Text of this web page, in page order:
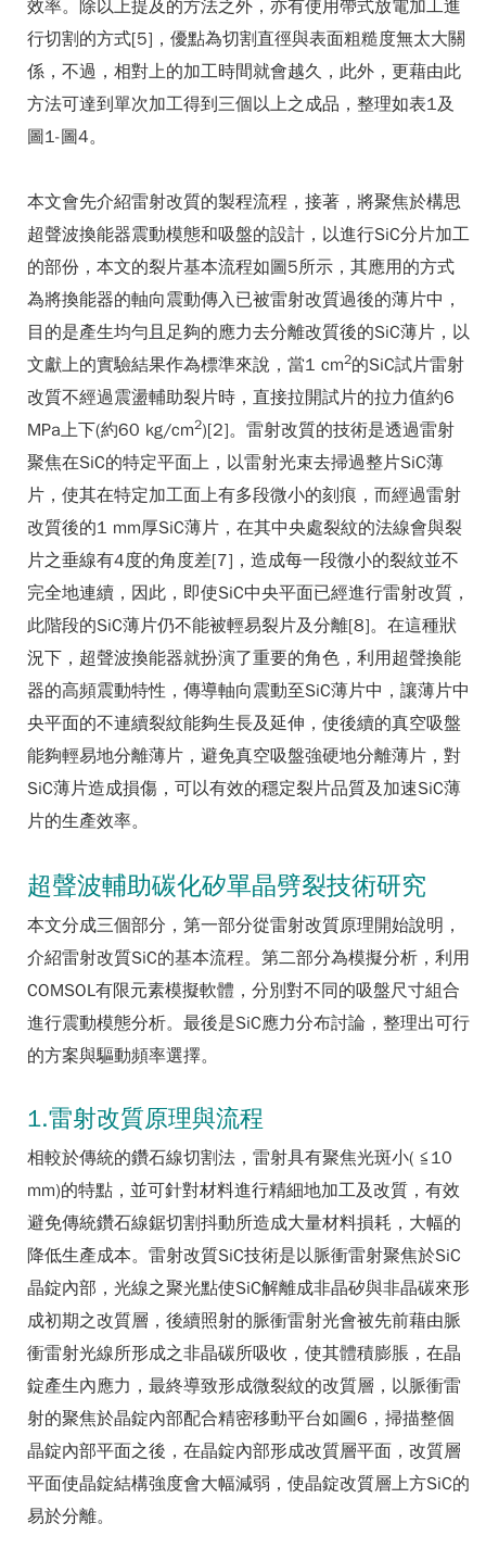
效率。除以上提及的方法之外，亦有使用帶式放電加工進
行切割的方式[5]，優點為切割直徑與表面粗糙度無太大關
係，不過，相對上的加工時間就會越久，此外，更藉由此
方法可達到單次加工得到三個以上之成品，整理如表1及
圖1-圖4。
本文會先介紹雷射改質的製程流程，接著，將聚焦於構思
超聲波換能器震動模態和吸盤的設計，以進行SiC分片加工
的部份，本文的裂片基本流程如圖5所示，其應用的方式
為將換能器的軸向震動傳入已被雷射改質過後的薄片中，
目的是產生均勻且足夠的應力去分離改質後的SiC薄片，以
文獻上的實驗結果作為標準來說，當1 cm2的SiC試片雷射
改質不經過震盪輔助裂片時，直接拉開試片的拉力值約6
MPa上下(約60 kg/cm2)[2]。雷射改質的技術是透過雷射
聚焦在SiC的特定平面上，以雷射光束去掃過整片SiC薄
片，使其在特定加工面上有多段微小的刻痕，而經過雷射
改質後的1 mm厚SiC薄片，在其中央處裂紋的法線會與裂
片之垂線有4度的角度差[7]，造成每一段微小的裂紋並不
完全地連續，因此，即使SiC中央平面已經進行雷射改質，
此階段的SiC薄片仍不能被輕易裂片及分離[8]。在這種狀
況下，超聲波換能器就扮演了重要的角色，利用超聲換能
器的高頻震動特性，傳導軸向震動至SiC薄片中，讓薄片中
央平面的不連續裂紋能夠生長及延伸，使後續的真空吸盤
能夠輕易地分離薄片，避免真空吸盤強硬地分離薄片，對
SiC薄片造成損傷，可以有效的穩定裂片品質及加速SiC薄
片的生產效率。
超聲波輔助碳化矽單晶劈裂技術研究
本文分成三個部分，第一部分從雷射改質原理開始說明，
介紹雷射改質SiC的基本流程。第二部分為模擬分析，利用
COMSOL有限元素模擬軟體，分別對不同的吸盤尺寸組合
進行震動模態分析。最後是SiC應力分布討論，整理出可行
的方案與驅動頻率選擇。
1.雷射改質原理與流程
相較於傳統的鑽石線切割法，雷射具有聚焦光斑小( ≦10
mm)的特點，並可針對材料進行精細地加工及改質，有效
避免傳統鑽石線鋸切割抖動所造成大量材料損耗，大幅的
降低生產成本。雷射改質SiC技術是以脈衝雷射聚焦於SiC
晶錠內部，光線之聚光點使SiC解離成非晶矽與非晶碳來形
成初期之改質層，後續照射的脈衝雷射光會被先前藉由脈
衝雷射光線所形成之非晶碳所吸收，使其體積膨脹，在晶
錠產生內應力，最終導致形成微裂紋的改質層，以脈衝雷
射的聚焦於晶錠內部配合精密移動平台如圖6，掃描整個
晶錠內部平面之後，在晶錠內部形成改質層平面，改質層
平面使晶錠結構強度會大幅減弱，使晶錠改質層上方SiC的
易於分離。